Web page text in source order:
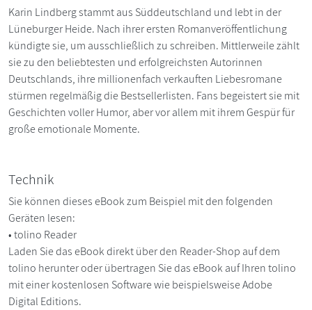
Karin Lindberg stammt aus Süddeutschland und lebt in der
Lüneburger Heide. Nach ihrer ersten Romanveröffentlichung
kündigte sie, um ausschließlich zu schreiben. Mittlerweile zählt
sie zu den beliebtesten und erfolgreichsten Autorinnen
Deutschlands, ihre millionenfach verkauften Liebesromane
stürmen regelmäßig die Bestsellerlisten. Fans begeistert sie mit
Geschichten voller Humor, aber vor allem mit ihrem Gespür für
große emotionale Momente.
Technik
Sie können dieses eBook zum Beispiel mit den folgenden
Geräten lesen:
• tolino Reader
Laden Sie das eBook direkt über den Reader-Shop auf dem
tolino herunter oder übertragen Sie das eBook auf Ihren tolino
mit einer kostenlosen Software wie beispielsweise Adobe
Digital Editions.